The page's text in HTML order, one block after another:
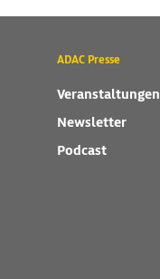
ADAC Presse
Veranstaltungen
Newsletter
Podcast